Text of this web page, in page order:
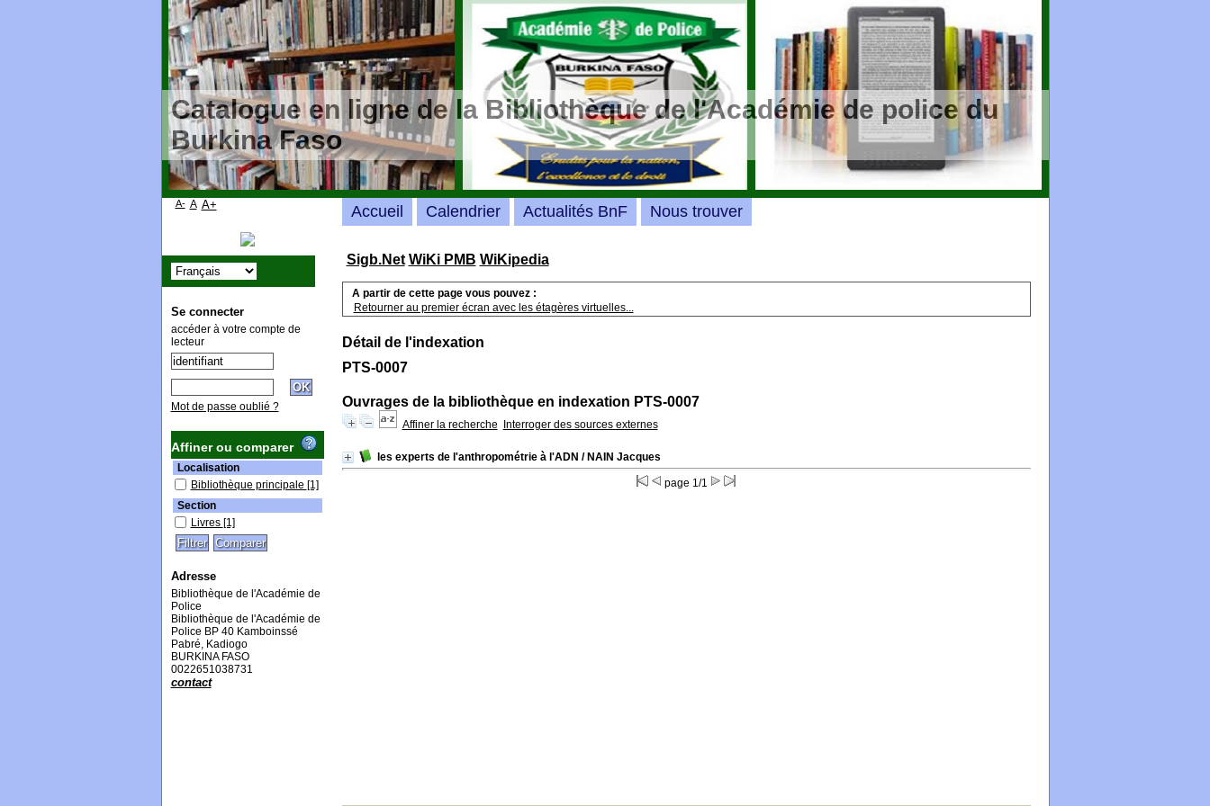
Catalogue en ligne de la Bibliothèque de l'Académie de police du
Burkina Faso
Sigb.Net WiKi PMB WiKipedia
A partir de cette page vous pouvez :
Retourner au premier écran avec les étagères virtuelles...
Détail de l'indexation
PTS-0007
Ouvrages de la bibliothèque en indexation PTS-0007
Affiner la recherche Interroger des sources externes
les experts de l'anthropométrie à l'ADN / NAIN Jacques
page 1/1
Accueil Calendrier Actualités BnF Nous trouver
A- A A+
Se connecter
accéder à votre compte de
lecteur
Mot de passe oublié ?
Affiner ou comparer
Localisation
Bibliothèque principale [1]
Section
Livres [1]
Adresse
Bibliothèque de l'Académie de
Police
Bibliothèque de l'Académie de
Police BP 40 Kamboinssé
Pabré, Kadiogo
BURKINA FASO
0022651038731
contact